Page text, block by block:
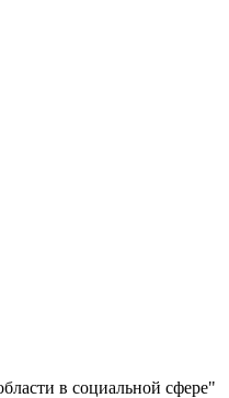
в социальной сфере"